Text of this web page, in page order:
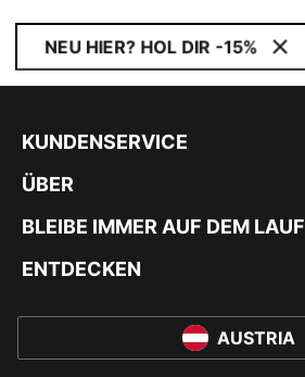
NEU HIER? HOL DIR -15%
KUNDENSERVICE
ÜBER
BLEIBE IMMER AUF DEM
ENTDECKEN
AUSTRIA